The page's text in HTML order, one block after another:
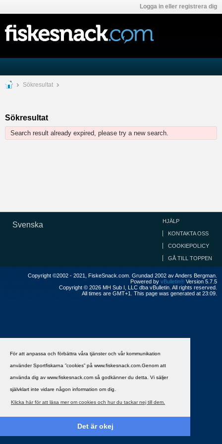
För att anpassa och förbättra våra tjänster och vår kommunikation
använder Sportfiskarna ”cookies” på www.fiskesnack.com.Genom att
använda dig av www.fiskesnack.com så godkänner du detta. Vi säljer
självklart inte vidare någon information om dig.
Klicka här för att läsa mer om cookies och hur du tackar nej till dem.
Det är okej
Logga in eller registrera dig
Sökresultat
Sökresultat
Search result already expired, please try a new search.
Svenska HJÄLP
KONTAKTA OSS
COOKIEPOLICY
GÅ TILL TOPPEN
Copyright ©2002 - 2021, FiskeSnack.com. Grundad 2002 av Anders Bergman.
Powered by vBulletin® Version 5.7.5
Copyright © 2026 MH Sub I, LLC dba vBulletin. All rights reserved.
All times are GMT+1. This page was generated at 23:09.